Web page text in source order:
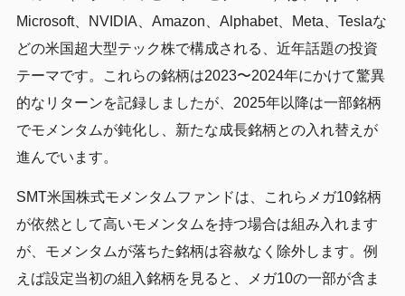
Microsoft、NVIDIA、Amazon、Alphabet、Meta、Teslaな
どの米国超大型テック株で構成される、近年話題の投資
テーマです。これらの銘柄は2023〜2024年にかけて驚異
的なリターンを記録しましたが、2025年以降は一部銘柄
でモメンタムが鈍化し、新たな成長銘柄との入れ替えが
進んでいます。
SMT米国株式モメンタムファンドは、これらメガ10銘柄
が依然として高いモメンタムを持つ場合は組み入れます
が、モメンタムが落ちた銘柄は容赦なく除外します。例
えば設定当初の組入銘柄を見ると、メガ10の一部が含ま